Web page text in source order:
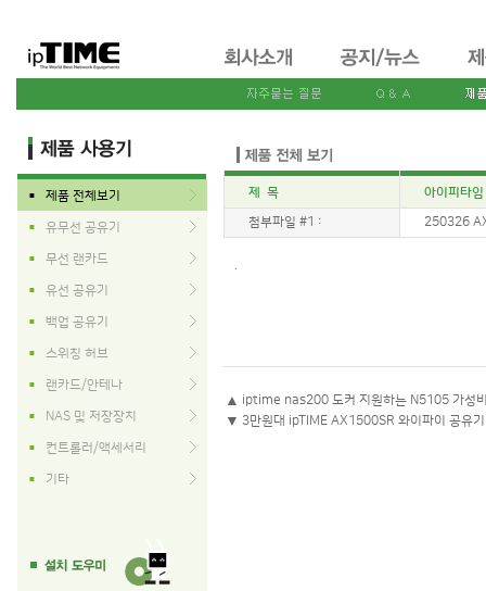
■ 제품 전체보기
■ 유무선 공유기
■ 무선 랜카드
■ 유선 공유기
■ 백업 공유기
■ 스위칭 허브
■ 랜카드/안테나
■ NAS 및 저장장치
■ 컨트롤러/액세서리
■ 기타
제 목 아이피타
첨부파일 #1 : 250326
.
▲ iptime nas200 도커 지원하는 N5105 가성
▼ 3만원대 ipTIME AX1500SR 와이파이 공유